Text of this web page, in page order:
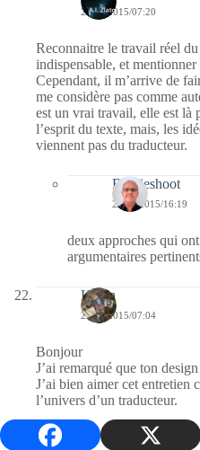
23/10/2015/07:20
Reconnaitre le travail réel
indispensable, et mentionner
Cependant, il m’arrive de
me considère pas comme
est un vrai travail, elle est là
l’esprit du texte, mais, les
viennent pas du traducteur.
Bernieshoot
23/10/2015/16:19
deux approches qui
argumentaires
Kévin
23/10/2015/07:04
Bonjour
J’ai remarqué que ton
J’ai bien aimer cet entretien
l’univers d’un traducteur.
Bernieshoot